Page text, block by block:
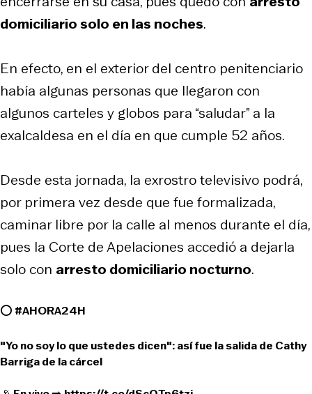
domiciliario solo en las noches.
En efecto, en el exterior del centro penitenciario
había algunas personas que llegaron con
algunos carteles y globos para “saludar” a la
exalcaldesa en el día en que cumple 52 años.
Desde esta jornada, la exrostro televisivo podrá,
por primera vez desde que fue formalizada,
caminar libre por la calle al menos durante el día,
pues la Corte de Apelaciones accedió a dejarla
solo con arresto domiciliario nocturno.
⭕ #AHORA24H
"Yo no soy lo que ustedes dicen": así fue la salida de Cathy
Barriga de la cárcel